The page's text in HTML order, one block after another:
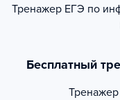
Тренажер ЕГЭ по
Бесплатный
Тренажер